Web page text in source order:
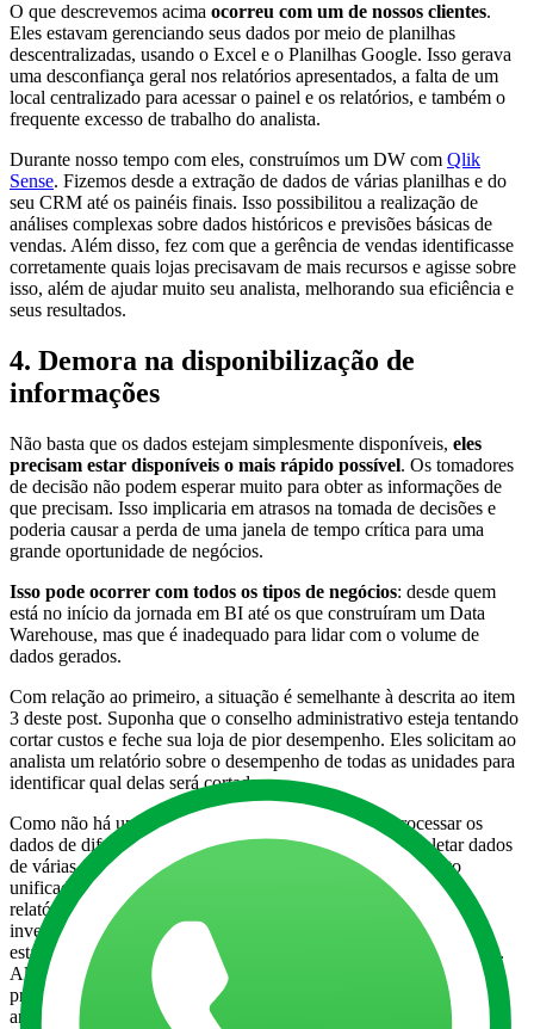
O que descrevemos acima ocorreu com um de nossos clientes.
Eles estavam gerenciando seus dados por meio de planilhas
descentralizadas, usando o Excel e o Planilhas Google. Isso gerava
uma desconfiança geral nos relatórios apresentados, a falta de um
local centralizado para acessar o painel e os relatórios, e também o
frequente excesso de trabalho do analista.
Durante nosso tempo com eles, construímos um DW com Qlik
Sense. Fizemos desde a extração de dados de várias planilhas e do
seu CRM até os painéis finais. Isso possibilitou a realização de
análises complexas sobre dados históricos e previsões básicas de
vendas. Além disso, fez com que a gerência de vendas identificasse
corretamente quais lojas precisavam de mais recursos e agisse sobre
isso, além de ajudar muito seu analista, melhorando sua eficiência e
seus resultados.
4. Demora na disponibilização de
informações
Não basta que os dados estejam simplesmente disponíveis, eles
precisam estar disponíveis o mais rápido possível. Os tomadores
de decisão não podem esperar muito para obter as informações de
que precisam. Isso implicaria em atrasos na tomada de decisões e
poderia causar a perda de uma janela de tempo crítica para uma
grande oportunidade de negócios.
Isso pode ocorrer com todos os tipos de negócios: desde quem
está no início da jornada em BI até os que construíram um Data
Warehouse, mas que é inadequado para lidar com o volume de
dados gerados.
Com relação ao primeiro, a situação é semelhante à descrita ao item
3 deste post. Suponha que o conselho administrativo esteja tentando
cortar custos e feche sua loja de pior desempenho. Eles solicitam ao
analista um relatório sobre o desempenho de todas as unidades para
identificar qual delas será cortada.
Como não há uma maneira padrão de armazenar e processar os
dados de diferentes lojas, esse analista terá a tarefa de coletar dados
de várias fontes, compilá-los e padronizá-los em um formato
unificado para finalmente processar os números para gerar o
relatório que o conselho exigia. Se essa organização tivesse
investido em um Data Warehouse adequado, os dados já
estariam
armazenados de forma padronizada
em todas as lojas.
Além disso,
os dados estariam mais acessíveis
para quem
precisasse conferi-los – o que facilitaria e muito o trabalho do
analista.